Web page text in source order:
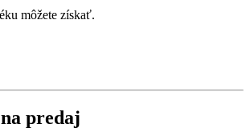
môžete získať.
predaj